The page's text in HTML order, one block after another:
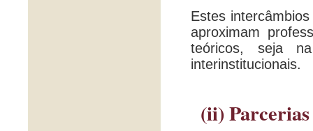
Estes
aproximam
teóricos, seja
interinstitucionais.
(ii)